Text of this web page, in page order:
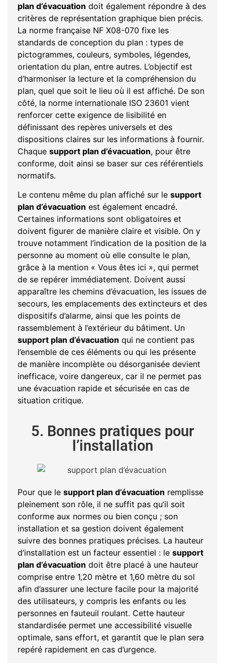
plan d’évacuation doit également répondre à des
critères de représentation graphique bien précis.
La norme française NF X08-070 fixe les
standards de conception du plan : types de
pictogrammes, couleurs, symboles, légendes,
orientation du plan, entre autres. L’objectif est
d’harmoniser la lecture et la compréhension du
plan, quel que soit le lieu où il est affiché. De son
côté, la norme internationale ISO 23601 vient
renforcer cette exigence de lisibilité en
définissant des repères universels et des
dispositions claires sur les informations à fournir.
Chaque support plan d’évacuation, pour être
conforme, doit ainsi se baser sur ces référentiels
normatifs.
Le contenu même du plan affiché sur le support
plan d’évacuation est également encadré.
Certaines informations sont obligatoires et
doivent figurer de manière claire et visible. On y
trouve notamment l’indication de la position de la
personne au moment où elle consulte le plan,
grâce à la mention « Vous êtes ici », qui permet
de se repérer immédiatement. Doivent aussi
apparaître les chemins d’évacuation, les issues de
secours, les emplacements des extincteurs et des
dispositifs d’alarme, ainsi que les points de
rassemblement à l’extérieur du bâtiment. Un
support plan d’évacuation qui ne contient pas
l’ensemble de ces éléments ou qui les présente
de manière incomplète ou désorganisée devient
inefficace, voire dangereux, car il ne permet pas
une évacuation rapide et sécurisée en cas de
situation critique.
5. Bonnes pratiques pour
l’installation
Pour que le support plan d’évacuation remplisse
pleinement son rôle, il ne suffit pas qu’il soit
conforme aux normes ou bien conçu ; son
installation et sa gestion doivent également
suivre des bonnes pratiques précises. La hauteur
d’installation est un facteur essentiel : le support
plan d’évacuation doit être placé à une hauteur
comprise entre 1,20 mètre et 1,60 mètre du sol
afin d’assurer une lecture facile pour la majorité
des utilisateurs, y compris les enfants ou les
personnes en fauteuil roulant. Cette hauteur
standardisée permet une accessibilité visuelle
optimale, sans effort, et garantit que le plan sera
repéré rapidement en cas d’urgence.